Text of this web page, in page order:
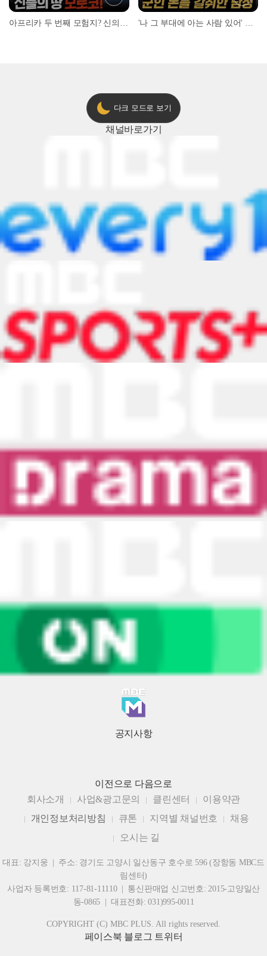
다크 모드로 보기
채널바로가기
공지사항
이전으로 다음으로
회사소개
사업&광고문의 클린센터
이용약관
개인정보처리방침
큐톤 지역별 채널번호
채용
오시는 길
대표: 강지웅 | 주소: 경기도 고양시 일산동구 호수로 596 (장항동 MBC드
림센터)
사업자 등록번호: 117-81-11110 | 통신판매업 신고번호: 2015-고양일산
동-0865 | 대표전화: 031)995-0011
COPYRIGHT (C) MBC PLUS. All rights reserved.
페이스북 블로그 트위터